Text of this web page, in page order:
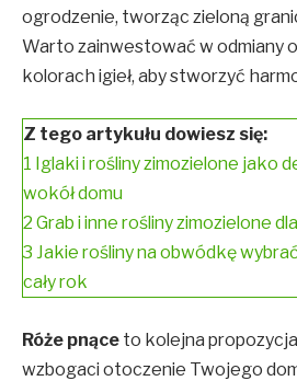
ogrodzenie, tworząc zieloną
Warto zainwestować w odmiany
kolorach igieł, aby stworzyć
Z tego artykułu dowiesz się:
1 Iglaki i rośliny zimozielone jako
wokół domu
2 Grab i inne rośliny zimozielone
3 Jakie rośliny na obwódkę wybrać
cały rok
Róże pnące to kolejna
wzbogaci otoczenie Twojego